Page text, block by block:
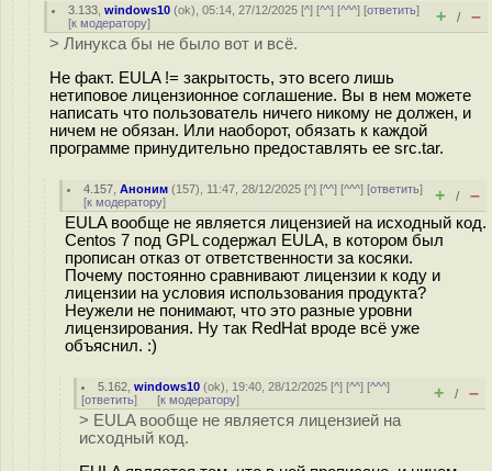
3.133 ,windows10 (ok), 05:14, 27/12/2025 [^] [^^] [^^^] [ответить]
[к модератору] + / –
> Линукса бы не было вот и всё.
Не факт. EULA != закрытость, это всего лишь
нетиповое лицензионное соглашение. Вы в нем можете
написать что пользователь ничего никому не должен, и
ничем не обязан. Или наоборот, обязать к каждой
программе принудительно предоставлять ее src.tar.
4.157 ,Аноним (157), 11:47, 28/12/2025 [^] [^^] [^^^] [ответить]
[к модератору] + / –
EULA вообще не является лицензией на исходный код.
Centos 7 под GPL содержал EULA, в котором был
прописан отказ от ответственности за косяки.
Почему постоянно сравнивают лицензии к коду и
лицензии на условия использования продукта?
Неужели не понимают, что это разные уровни
лицензирования. Ну так RedHat вроде всё уже
объяснил. :)
5.162 ,windows10 (ok), 19:40, 28/12/2025 [^] [^^] [^^^]
[ответить] [к модератору] + / –
> EULA вообще не является лицензией на
исходный код.